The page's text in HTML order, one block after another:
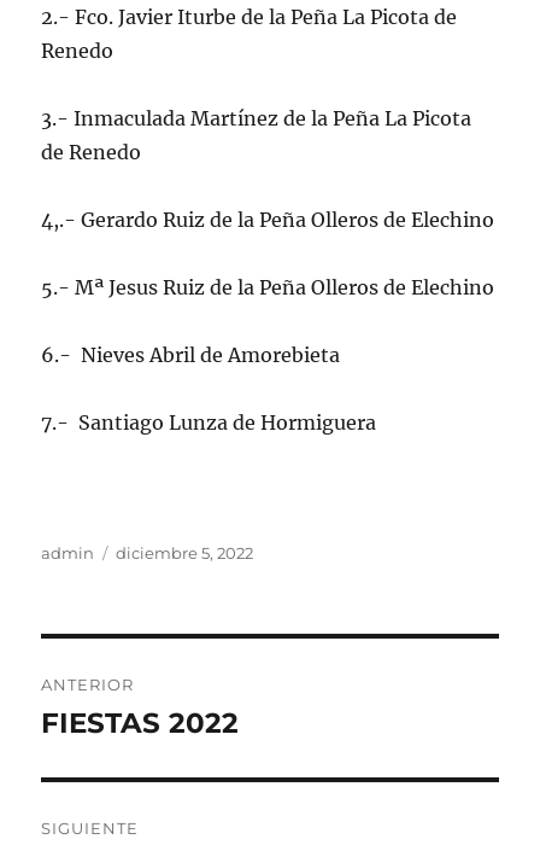
2.- Fco. Javier Iturbe de la Peña La Picota de
Renedo
3.- Inmaculada Martínez de la Peña La Picota
de Renedo
4,.- Gerardo Ruiz de la Peña Olleros de Elechino
5.- Mª Jesus Ruiz de la Peña Olleros de Elechino
6.- Nieves Abril de Amorebieta
7.- Santiago Lunza de Hormiguera
Autor
admin
Publicado
diciembre 5, 2022
de
ANTERIOR
Entrada
FIESTAS 2022
SIGUIENTE